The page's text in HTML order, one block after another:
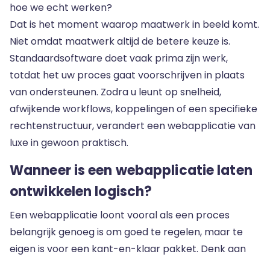
hoe we echt werken?
Dat is het moment waarop maatwerk in beeld komt.
Niet omdat maatwerk altijd de betere keuze is.
Standaardsoftware doet vaak prima zijn werk,
totdat het uw proces gaat voorschrijven in plaats
van ondersteunen. Zodra u leunt op snelheid,
afwijkende workflows, koppelingen of een specifieke
rechtenstructuur, verandert een webapplicatie van
luxe in gewoon praktisch.
Wanneer is een webapplicatie laten
ontwikkelen logisch?
Een webapplicatie loont vooral als een proces
belangrijk genoeg is om goed te regelen, maar te
eigen is voor een kant-en-klaar pakket. Denk aan